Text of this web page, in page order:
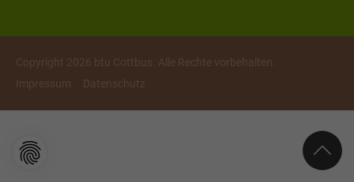
Copyright 2026 btu Cottbus. Alle Rechte vorbehalten.
Impressum
Datenschutz